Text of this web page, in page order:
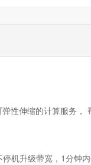
性伸缩的计算服务，
机升级带宽，1分钟